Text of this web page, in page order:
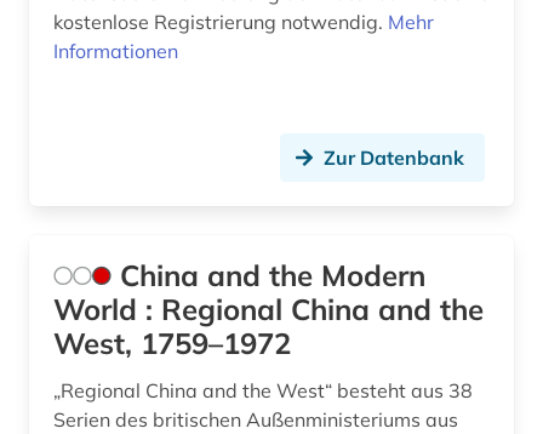
kostenlose Registrierung notwendig. Mehr
Informationen
Zur Datenbank
China and the Modern
World : Regional China and the
West, 1759–1972
„Regional China and the West“ besteht aus 38
Serien des britischen Außenministeriums aus